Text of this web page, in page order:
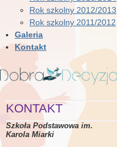
Rok szkolny 2012/2013
Rok szkolny 2011/2012
Galeria
Kontakt
KONTAKT
Szkoła Podstawowa im.
Karola Miarki